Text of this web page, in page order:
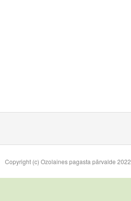
Copyright (c) Ozolaines pagasta pārvalde 2022